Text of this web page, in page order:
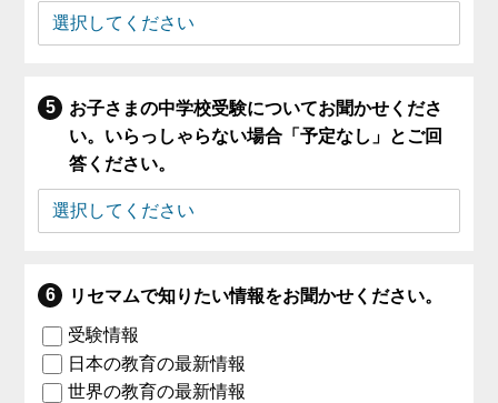
お子さまの中学校受験についてお聞かせくださ
い。いらっしゃらない場合「予定なし」とご回
答ください。
リセマムで知りたい情報をお聞かせください。
受験情報
日本の教育の最新情報
世界の教育の最新情報